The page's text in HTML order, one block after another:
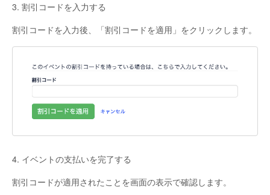
3. 割引コードを入力する
割引コードを入力後、「割引コードを適用」をクリックします。
4. イベントの支払いを完了する
割引コードが適用されたことを画面の表示で確認します。